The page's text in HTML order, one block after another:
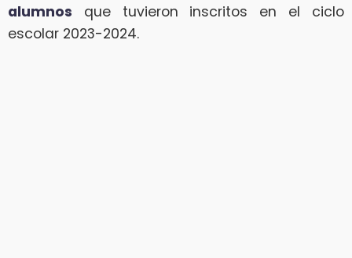
alumnos que tuvieron inscritos en el ciclo
escolar 2023-2024.